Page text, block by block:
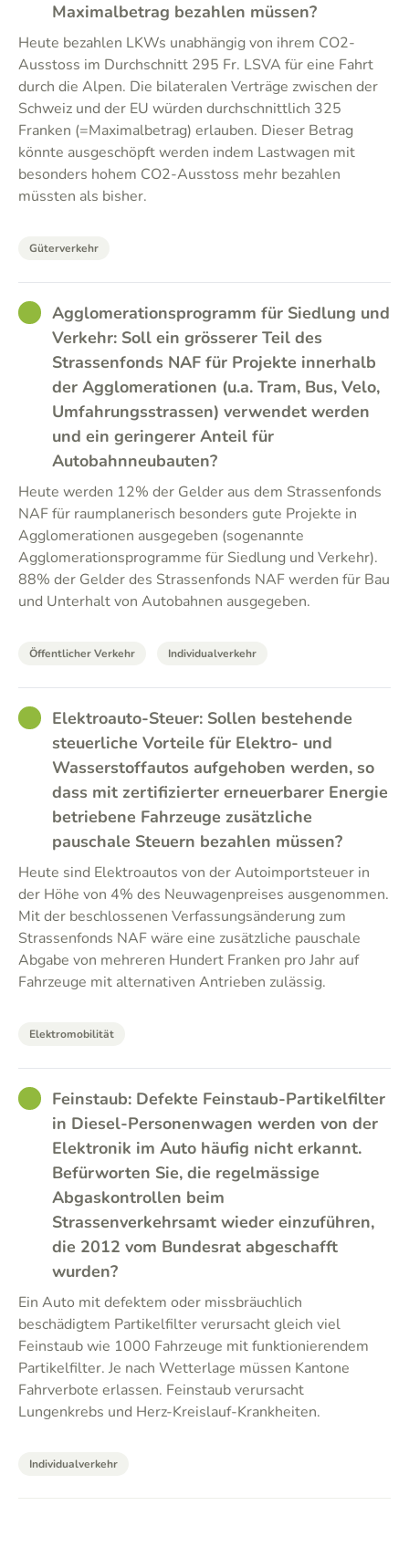
Maximalbetrag bezahlen müssen?
Heute bezahlen LKWs unabhängig von ihrem CO2-
Ausstoss im Durchschnitt 295 Fr. LSVA für eine Fahrt
durch die Alpen. Die bilateralen Verträge zwischen der
Schweiz und der EU würden durchschnittlich 325
Franken (=Maximalbetrag) erlauben. Dieser Betrag
könnte ausgeschöpft werden indem Lastwagen mit
besonders hohem CO2-Ausstoss mehr bezahlen
müssten als bisher.
Güterverkehr
GOODAgglomerationsprogramm für Siedlung und
Verkehr: Soll ein grösserer Teil des
Strassenfonds NAF für Projekte innerhalb
der Agglomerationen (u.a. Tram, Bus, Velo,
Umfahrungsstrassen) verwendet werden
und ein geringerer Anteil für
Autobahnneubauten?
Heute werden 12% der Gelder aus dem Strassenfonds
NAF für raumplanerisch besonders gute Projekte in
Agglomerationen ausgegeben (sogenannte
Agglomerationsprogramme für Siedlung und Verkehr).
88% der Gelder des Strassenfonds NAF werden für Bau
und Unterhalt von Autobahnen ausgegeben.
Öffentlicher Verkehr Individualverkehr
GOODElektroauto-Steuer: Sollen bestehende
steuerliche Vorteile für Elektro- und
Wasserstoffautos aufgehoben werden, so
dass mit zertifizierter erneuerbarer Energie
betriebene Fahrzeuge zusätzliche
pauschale Steuern bezahlen müssen?
Heute sind Elektroautos von der Autoimportsteuer in
der Höhe von 4% des Neuwagenpreises ausgenommen.
Mit der beschlossenen Verfassungsänderung zum
Strassenfonds NAF wäre eine zusätzliche pauschale
Abgabe von mehreren Hundert Franken pro Jahr auf
Fahrzeuge mit alternativen Antrieben zulässig.
Elektromobilität
GOODFeinstaub: Defekte Feinstaub-Partikelfilter
in Diesel-Personenwagen werden von der
Elektronik im Auto häufig nicht erkannt.
Befürworten Sie, die regelmässige
Abgaskontrollen beim
Strassenverkehrsamt wieder einzuführen,
die 2012 vom Bundesrat abgeschafft
wurden?
Ein Auto mit defektem oder missbräuchlich
beschädigtem Partikelfilter verursacht gleich viel
Feinstaub wie 1000 Fahrzeuge mit funktionierendem
Partikelfilter. Je nach Wetterlage müssen Kantone
Fahrverbote erlassen. Feinstaub verursacht
Lungenkrebs und Herz-Kreislauf-Krankheiten.
Individualverkehr